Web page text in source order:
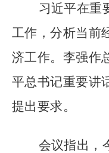
习近平在重
工作，分析当前
济工作。李强作
平总书记重要讲
提出要求。
会议指出，